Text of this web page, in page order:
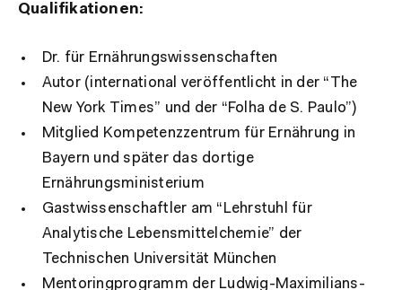
Qualifikationen:
Dr. für Ernährungswissenschaften
Autor (international veröffentlicht in der “The
New York Times” und der “Folha de S. Paulo”)
Mitglied Kompetenzzentrum für Ernährung in
Bayern und später das dortige
Ernährungsministerium
Gastwissenschaftler am “Lehrstuhl für
Analytische Lebensmittelchemie” der
Technischen Universität München
Mentoringprogramm der Ludwig-Maximilians-